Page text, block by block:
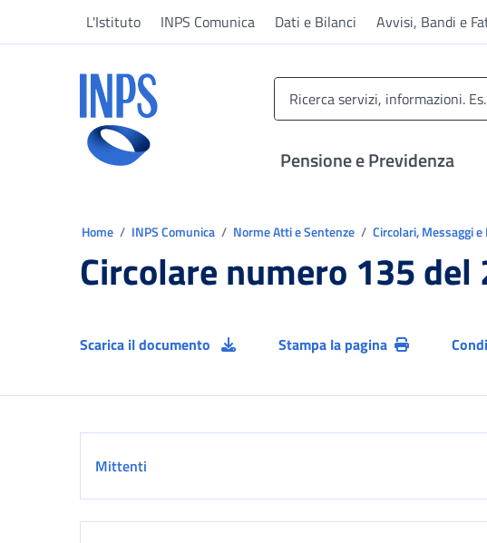
L'Istituto INPS Comunica Dati e Bilanci Avvisi, Bandi e
Pensione e Previdenza
Home INPS Comunica Norme Atti e Sentenze Circolari, Messaggi
Circolare numero 135
Scarica il documento Stampa la pagina
Mittenti